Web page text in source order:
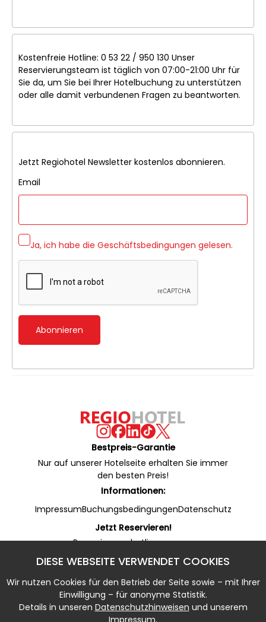
Kostenfreie Hotline: 0 53 22 / 950 130 Unser
Reservierungsteam ist täglich von 07:00-21:00 Uhr für
Sie da, um Sie bei Ihrer Hotelbuchung zu unterstützen
oder alle damit verbundenen Fragen zu beantworten.
Jetzt Regiohotel Newsletter kostenlos abonnieren.
Email
Ja, ich habe die Geschäftsbedingungen gelesen.
Abonnieren
DIESE WEBSEITE VERWENDET COOKIES
Wir nutzen Cookies für den Betrieb der Seite sowie – mit Ihrer
Einwilligung – für anonyme Statistik.
Details in unseren Datenschutzhinweisen und unserem
Impressum.
Bestpreis-Garantie
Nur auf unserer Hotelseite erhalten Sie immer
den besten Preis!
Informationen:
ImpressumBuchungsbedingungenDatenschutz
Jetzt Reservieren!
Reservierungshotline:
Online Rezeption (WhatsApp):
+49 53 22 / 950 135 (7 - 20 Uhr)
Notfallnummer:
+49 5322 / 950 133 (20 - 7 Uhr)